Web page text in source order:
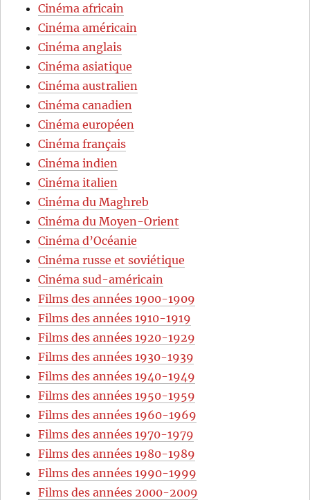
Cinéma africain
Cinéma américain
Cinéma anglais
Cinéma asiatique
Cinéma australien
Cinéma canadien
Cinéma européen
Cinéma français
Cinéma indien
Cinéma italien
Cinéma du Maghreb
Cinéma du Moyen-Orient
Cinéma d’Océanie
Cinéma russe et soviétique
Cinéma sud-américain
Films des années 1900-1909
Films des années 1910-1919
Films des années 1920-1929
Films des années 1930-1939
Films des années 1940-1949
Films des années 1950-1959
Films des années 1960-1969
Films des années 1970-1979
Films des années 1980-1989
Films des années 1990-1999
Films des années 2000-2009